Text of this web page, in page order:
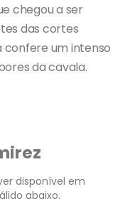
chegou a ser
das cortes
confere um intenso
da cavala.
disponível em
abaixo.